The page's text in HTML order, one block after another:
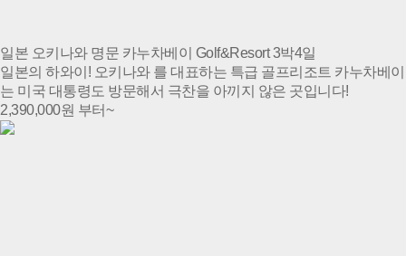
일본 오키나와 명문 카누차베이 Golf&Resort 3박4일
일본의 하와이! 오키나와 를 대표하는 특급 골프리조트 카누차베이
는 미국 대통령도 방문해서 극찬을 아끼지 않은 곳입니다!
2,390,000원 부터~